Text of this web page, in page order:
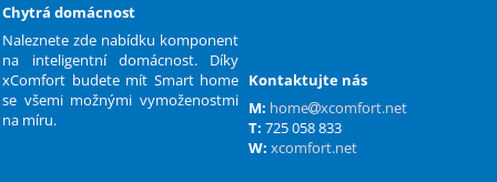
Chytrá domácnost
Naleznete zde nabídku komponent
na inteligentní domácnost. Díky
xComfort budete mít Smart home
se všemi možnými vymoženostmi
na míru.
Kontaktujte nás
M: home
xcomfort.net
T: 725 058 833
W: xcomfort.net